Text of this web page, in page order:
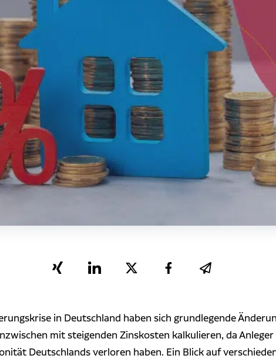
in Deutschland haben sich grundlegende
mit steigenden Zinskosten kalkulieren, da
Deutschlands verloren haben. Ein Blick auf